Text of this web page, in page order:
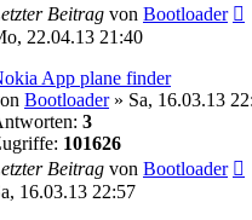
Beitrag von Bootloader
22.04.13 21:40
App plane finder
Bootloader» Sa, 16.03.13
3
101626
Beitrag von Bootloader
16.03.13 22:57